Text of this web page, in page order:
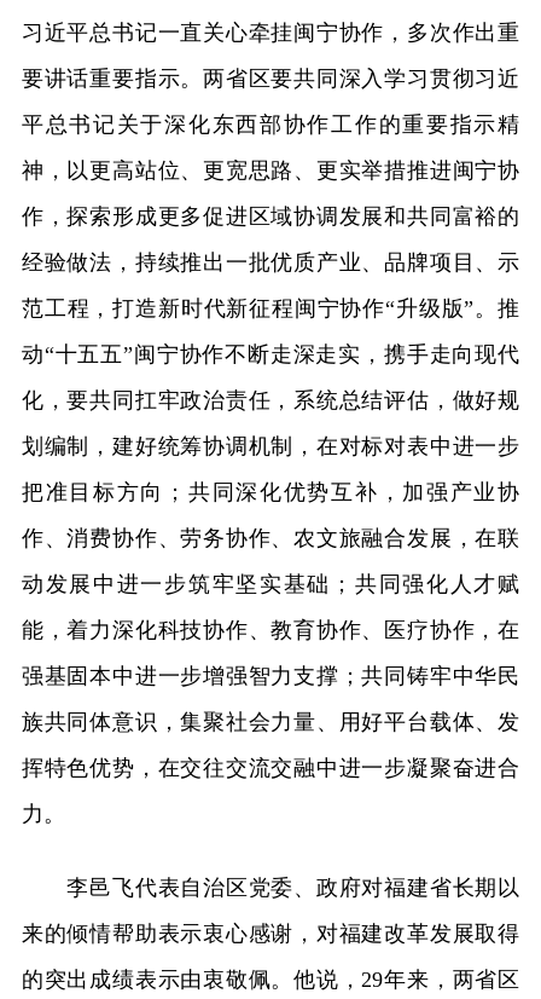
习近平总书记一直关心牵挂闽宁协作，多次作出重
要讲话重要指示。两省区要共同深入学习贯彻习近
平总书记关于深化东西部协作工作的重要指示精
神，以更高站位、更宽思路、更实举措推进闽宁协
作，探索形成更多促进区域协调发展和共同富裕的
经验做法，持续推出一批优质产业、品牌项目、示
范工程，打造新时代新征程闽宁协作“升级版”。推
动“十五五”闽宁协作不断走深走实，携手走向现代
化，要共同扛牢政治责任，系统总结评估，做好规
划编制，建好统筹协调机制，在对标对表中进一步
把准目标方向；共同深化优势互补，加强产业协
作、消费协作、劳务协作、农文旅融合发展，在联
动发展中进一步筑牢坚实基础；共同强化人才赋
能，着力深化科技协作、教育协作、医疗协作，在
强基固本中进一步增强智力支撑；共同铸牢中华民
族共同体意识，集聚社会力量、用好平台载体、发
挥特色优势，在交往交流交融中进一步凝聚奋进合
力。
李邑飞代表自治区党委、政府对福建省长期以
来的倾情帮助表示衷心感谢，对福建改革发展取得
的突出成绩表示由衷敬佩。他说，29年来，两省区